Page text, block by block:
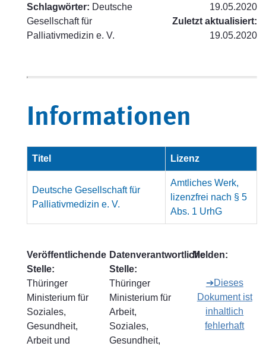
Schlagwörter: Deutsche
Gesellschaft für
Palliativmedizin e. V.
19.05.2020
Zuletzt aktualisiert:
19.05.2020
Informationen
Titel Lizenz
Deutsche Gesellschaft für
Palliativmedizin e. V.
Amtliches Werk,
lizenzfrei nach § 5
Abs. 1 UrhG
Veröffentlichende
Stelle:
Thüringer
Ministerium für
Soziales,
Gesundheit,
Arbeit und
Datenverantwortliche
Stelle:
Thüringer
Ministerium für
Arbeit,
Soziales,
Gesundheit,
Melden:
➔Dieses
Dokument ist
inhaltlich
fehlerhaft